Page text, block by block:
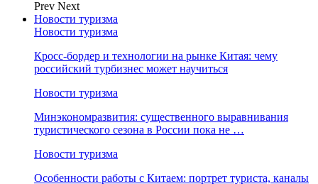
Prev Next
Новости туризма
Новости туризма
Кросс-бордер и технологии на рынке Китая: чему
российский турбизнес может научиться
Новости туризма
Минэкономразвития: существенного выравнивания
туристического сезона в России пока не …
Новости туризма
Особенности работы с Китаем: портрет туриста, каналы